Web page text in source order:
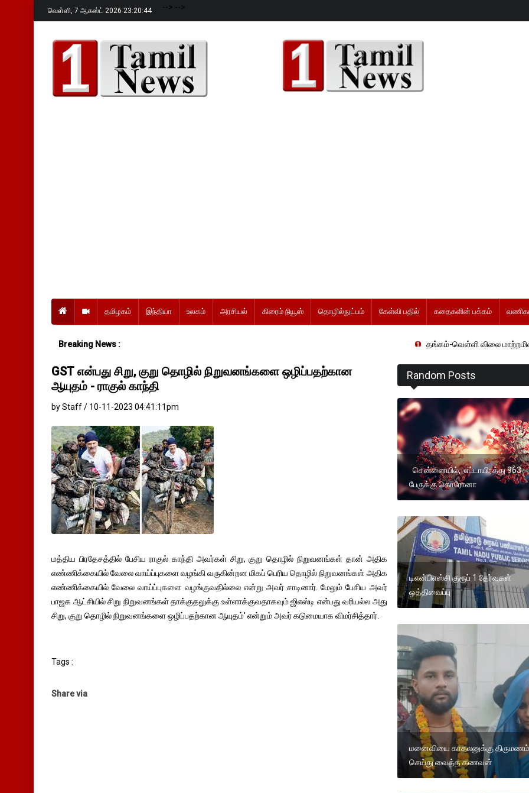
வெள்ளி, 7 ஆகஸ்ட் 2026 23:20:45 --> -->
தமிழகம் இந்தியா உலகம் அரசியல் கிரைம் நியூஸ் தொழில்நுட்பம் கேள்வி பதில் கதைகளின் பக்கம்
Breaking News : தங்கம்-வெள்ளி விலை
GST என்பது சிறு, குறு தொழில் நிறுவனங்களை ஒழிப்பதற்கான
ஆயுதம் - ராகுல் காந்தி
by Staff / 10-11-2023 04:41:11pm
மத்திய பிரதேசத்தில் பேசிய ராகுல் காந்தி அவர்கள் சிறு, குறு தொழில் நிறுவனங்கள் தான் அதிக
எண்ணிக்கையில் வேலை வாய்ப்புகளை வழங்கி வருகின்றன மிகப் பெரிய தொழில் நிறுவனங்கள் அதிக
எண்ணிக்கையில் வேலை வாய்ப்புகளை வழங்குவதில்லை என்று அவர் சாடினார். மேலும் பேசிய அவர்
பாஜக ஆட்சியில் சிறு நிறுவனங்கள் தாக்குதலுக்கு உள்ளாக்குவதாகவும் ஜிஎஸ்டி என்பது வரியல்ல அது
சிறு, குறு தொழில் நிறுவனங்களை ஒழிப்பதற்கான ஆயுதம்' என்றும் அவர் கடுமையாக விமர்சித்தார்.
Tags :
Share via
Random Posts
சென்னையில், எட்டாயிரத்து 963
பேருக்கு கொரோனா
டிஎன்பிஎஸ்சி குரூப் 1 தேர்வுகள்
ஒத்திவைப்பு
மனைவியை காதலனுக்கு திருமணம்
செய்து வைத்த கணவன்